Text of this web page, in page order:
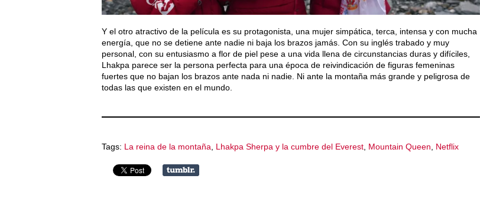
Y el otro atractivo de la película es su protagonista, una mujer simpática, terca, intensa y con mucha
energía, que no se detiene ante nadie ni baja los brazos jamás. Con su inglés trabado y muy
personal, con su entusiasmo a flor de piel pese a una vida llena de circunstancias duras y difíciles,
Lhakpa parece ser la persona perfecta para una época de reivindicación de figuras femeninas
fuertes que no bajan los brazos ante nada ni nadie. Ni ante la montaña más grande y peligrosa de
todas las que existen en el mundo.
Tags: La reina de la montaña Lhakpa Sherpa y la cumbre del Everest Mountain Queen Netflix